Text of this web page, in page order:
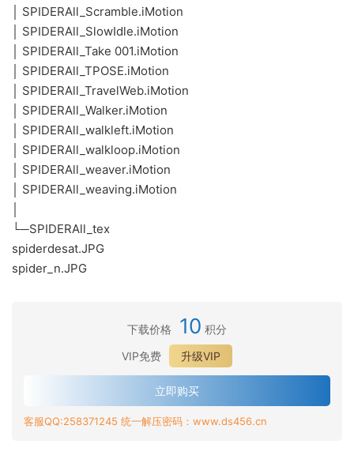
│ SPIDERAll_Scramble.iMotion
│ SPIDERAll_SlowIdle.iMotion
│ SPIDERAll_Take 001.iMotion
│ SPIDERAll_TPOSE.iMotion
│ SPIDERAll_TravelWeb.iMotion
│ SPIDERAll_Walker.iMotion
│ SPIDERAll_walkleft.iMotion
│ SPIDERAll_walkloop.iMotion
│ SPIDERAll_weaver.iMotion
│ SPIDERAll_weaving.iMotion
└─SPIDERAll_tex
spiderdesat.JPG
spider_n.JPG
下载价格 10 积分
VIP免费
升级VIP
立即购买
客服QQ:258371245 统一解压密码：www.ds456.cn